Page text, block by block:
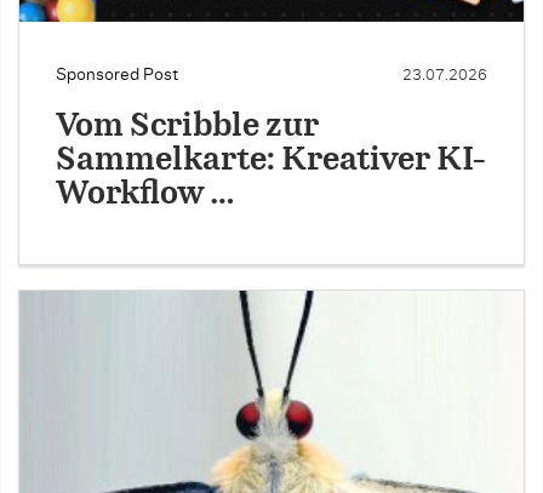
Sponsored Post 23.07.2026
Vom Scribble zur
Sammelkarte: Kreativer KI-
Workflow …